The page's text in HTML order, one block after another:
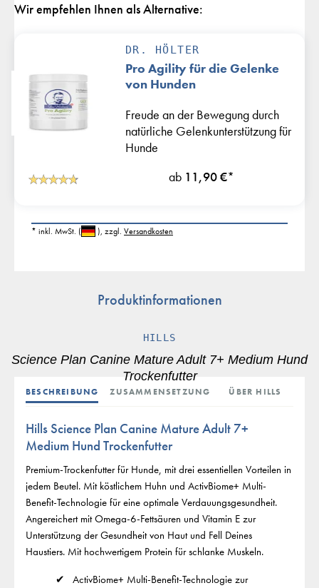
Wir empfehlen Ihnen als Alternative:
DR. HÖLTER
Pro Agility für die Gelenke
von Hunden
Freude an der Bewegung durch
natürliche Gelenkunterstützung für
Hunde
ab 11,90 €*
* inkl. MwSt. ( ), zzgl. Versandkosten
Produktinformationen
HILLS
Science Plan Canine Mature Adult 7+ Medium Hund
Trockenfutter
BESCHREIBUNG ÜBER HILLS
ZUSAMMENSETZUNG
Hills Science Plan Canine Mature Adult 7+
Medium Hund Trockenfutter
Premium-Trockenfutter für Hunde, mit drei essentiellen Vorteilen in
jedem Beutel. Mit köstlichem Huhn und ActivBiome+ Multi-
Benefit-Technologie für eine optimale Verdauungsgesundheit.
Angereichert mit Omega-6-Fettsäuren und Vitamin E zur
Unterstützung der Gesundheit von Haut und Fell Deines
Haustiers. Mit hochwertigem Protein für schlanke Muskeln.
ActivBiome+ Multi-Benefit-Technologie zur